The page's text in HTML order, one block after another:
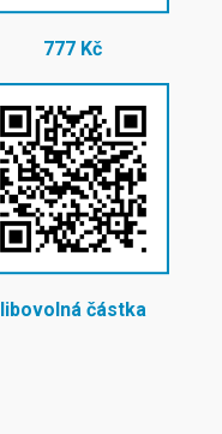
777 Kč
libovolná částka